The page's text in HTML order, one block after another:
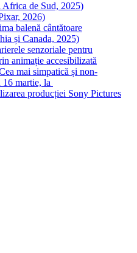
de Sud, 2025)
2026)
balenă cântătoare
și Canada, 2025)
senzoriale pentru
animație accesibilizată
mai simpatică și non-
martie, la
producției Sony Pictures